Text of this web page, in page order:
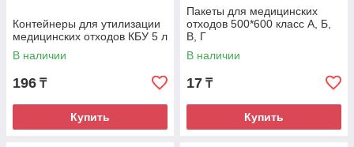
Контейнеры для утилизации
медицинских отходов КБУ 5 л
В наличии
196 ₸
Купить
Пакеты для медицинских
отходов 500*600 класс А, Б,
В, Г
В наличии
17 ₸
Купить